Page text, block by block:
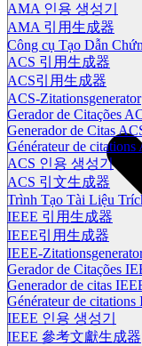
AMA 인용 생성기
AMA 引用生成器
Công cụ Tạo Dẫn
ACS 引用生成器
ACS引用生成器
ACS-Zitationsgenerator
Gerador de Citações
Generador de Citas
Générateur de citations
ACS 인용 생성기
ACS 引文生成器
Trình Tạo Tài Liệu
IEEE 引用生成器
IEEE引用生成器
IEEE-
Gerador de Citações
Generador de citas
Générateur de citations
IEEE 인용 생성기
IEEE 參考文獻生成器